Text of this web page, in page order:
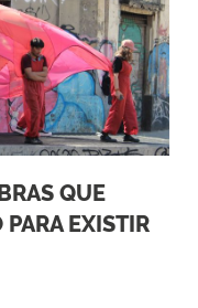
QUE
EXISTIR